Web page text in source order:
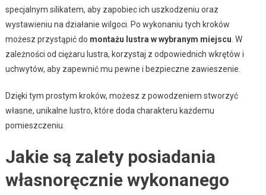
specjalnym silikatem, aby zapobiec ich uszkodzeniu oraz
wystawieniu na działanie wilgoci. Po wykonaniu tych kroków
możesz przystąpić do montażu lustra w wybranym miejscu . W
zależności od ciężaru lustra, korzystaj z odpowiednich wkrętów i
uchwytów, aby zapewnić mu pewne i bezpieczne zawieszenie.
Dzięki tym prostym kroków, możesz z powodzeniem stworzyć
własne, unikalne lustro, które doda charakteru każdemu
pomieszczeniu.
Jakie są zalety posiadania
własnoręcznie wykonanego